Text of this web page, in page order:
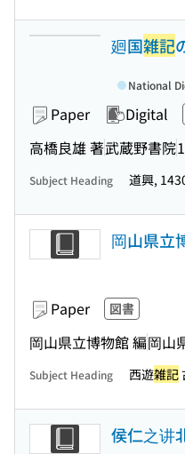
廻国雑記
Paper Digital
高橋良雄 著武蔵野書院
National
Subject Heading 道興,
岡山県立
Paper 図書
岡山県立博物館 編岡山
Subject Heading 西遊雑記
侯仁之讲